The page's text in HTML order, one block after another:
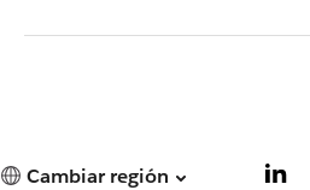
Cambiar región